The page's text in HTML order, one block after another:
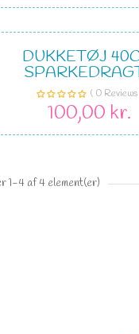
DUKKETØJ
( 0 Reviews
100,00 kr.
1-4 af 4 element(er)